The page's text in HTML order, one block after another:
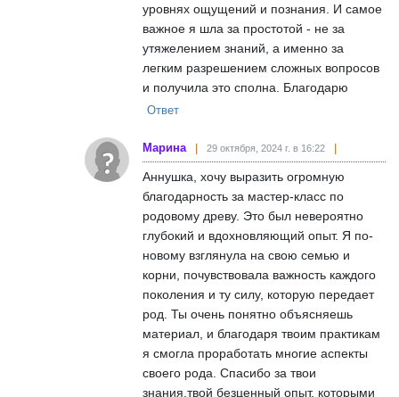
уровнях ощущений и познания. И самое
важное я шла за простотой - не за
утяжелением знаний, а именно за
легким разрешением сложных вопросов
и получила это сполна. Благодарю
Ответ
Марина 29 октября, 2024 г. в 16:22
Аннушка, хочу выразить огромную
благодарность за мастер-класс по
родовому древу. Это был невероятно
глубокий и вдохновляющий опыт. Я по-
новому взглянула на свою семью и
корни, почувствовала важность каждого
поколения и ту силу, которую передает
род. Ты очень понятно объясняешь
материал, и благодаря твоим практикам
я смогла проработать многие аспекты
своего рода. Спасибо за твои
знания,твой безценный опыт, которыми